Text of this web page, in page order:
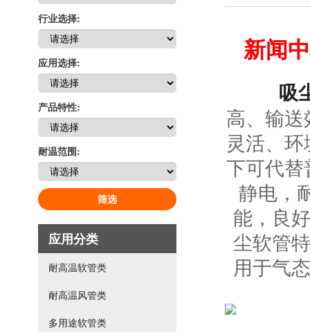
行业选择:
应用选择:
产品特性:
耐温范围:
筛选
应用分类
耐高温软管类
耐高温风管类
多用途软管类
新闻
吸
高、输
灵活、
下可代
静电，
能，良
尘软管
用于气